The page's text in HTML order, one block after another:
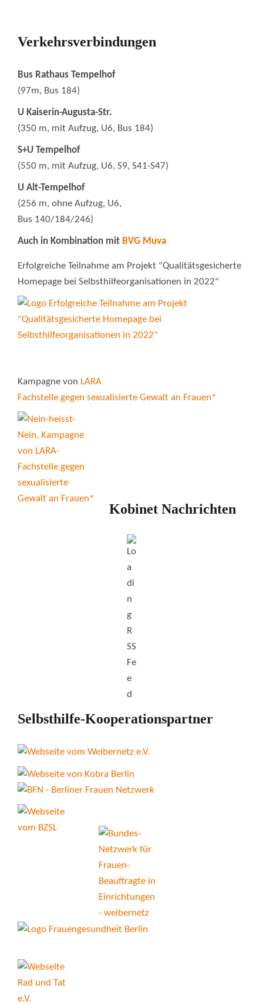
Verkehrsverbindungen
Bus Rathaus Tempelhof
(97m, Bus 184)
U Kaiserin-Augusta-Str.
(350 m, mit Aufzug, U6, Bus 184)
S+U Tempelhof
(550 m, mit Aufzug, U6, S9, S41-S47)
U Alt-Tempelhof
(256 m, ohne Aufzug, U6,
Bus 140/184/246)
Auch in Kombination mit BVG Muva
Erfolgreiche Teilnahme am Projekt "Qualitätsgesicherte
Homepage bei Selbsthilfeorganisationen in 2022"
Kampagne von LARA
Fachstelle gegen sexualisierte Gewalt an Frauen*
Kobinet Nachrichten
Selbsthilfe-Kooperationspartner